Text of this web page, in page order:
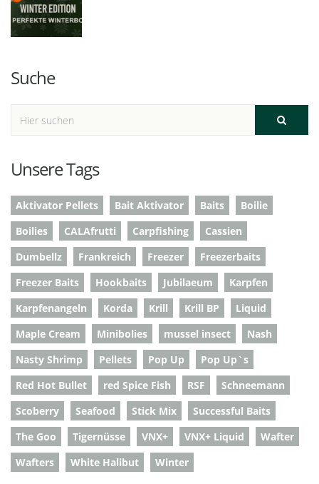
Suche
Unsere Tags
Aktivator Pellets Bait Aktivator Baits
Boilie
Boilies
CALAfrutti Carpfishing
Cassien
Dumbellz
Frankreich Freezer
Freezerbaits
Freezer Baits
Hookbaits Jubilaeum
Karpfen
Karpfenangeln
Korda Krill Krill BP
Liquid
Maple Cream
Minibolies mussel insect
Nash
Nasty Shrimp
Pellets Pop Up
Pop Up`s
Red Hot Bullet
red Spice Fish RSF
Schneemann
Scoberry
Seafood Stick Mix
Successful Baits
The Goo
Tigernüsse VNX+ VNX+ Liquid
Wafter
Wafters
White Halibut Winter